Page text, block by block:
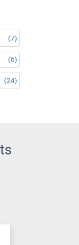
(7)
(6)
(24)